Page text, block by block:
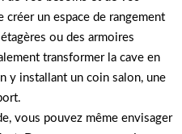
créer un espace de rangement
ou des armoires
transformer la cave en
y installant un coin salon, une
vous pouvez même envisager